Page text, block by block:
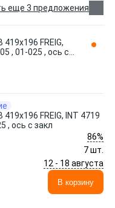
еще 3 предложения
FREIG,
, 01-025 , ось с
FREIG, INT 4719
, ось с закл
86%
7 шт.
12 - 18 августа
В корзину